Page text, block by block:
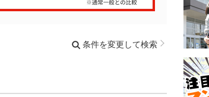
条件を変更して検索